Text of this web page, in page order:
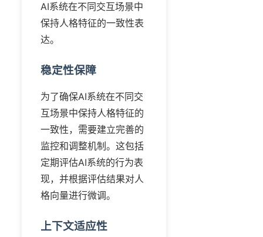
AI系统在不同交互场景中
保持人格特征的一致性表
达。
稳定性保障
为了确保AI系统在不同交
互场景中保持人格特征的
一致性，需要建立完善的
监控和调整机制。这包括
定期评估AI系统的行为表
现，并根据评估结果对人
格向量进行微调。
上下文适应性